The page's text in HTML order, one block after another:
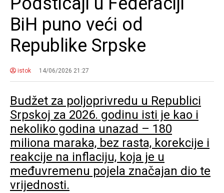
BiH puno veći od
Republike Srpske
istok 14/06/2026 21:27
Budžet za poljoprivredu u Republici
Srpskoj za 2026. godinu isti je kao i
nekoliko godina unazad – 180
miliona maraka, bez rasta, korekcije i
reakcije na inflaciju, koja je u
međuvremenu pojela značajan dio te
vrijednosti.